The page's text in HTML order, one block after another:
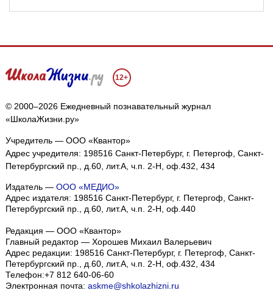
12+
© 2000–2026 Ежедневный познавательный журнал
«ШколаЖизни.ру»
Учредитель — ООО «Квантор»
Адрес учредителя: 198516 Санкт-Петербург, г. Петергоф, Санкт-
Петербургский пр., д.60, лит.А, ч.п. 2-Н, оф.432, 434
Издатель — ООО «МЕДИО»
Адрес издателя: 198516 Санкт-Петербург, г. Петергоф, Санкт-
Петербургский пр., д.60, лит.А, ч.п. 2-Н, оф.440
Редакция — ООО «Квантор»
Главный редактор — Хорошев Михаил Валерьевич
Адрес редакции: 198516 Санкт-Петербург, г. Петергоф Санкт-
Петербургский пр., д.60, лит.А, ч.п. 2-Н, оф.432, 434
Телефон:+7 812 640-06-60
Электронная почта: askme@shkolazhizni.ru